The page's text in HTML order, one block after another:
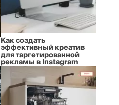
Как создать
эффективный креатив
для таргетированной
рекламы в Instagram